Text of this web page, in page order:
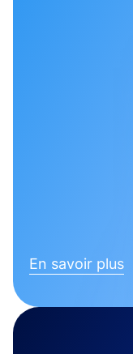
En savoir plus